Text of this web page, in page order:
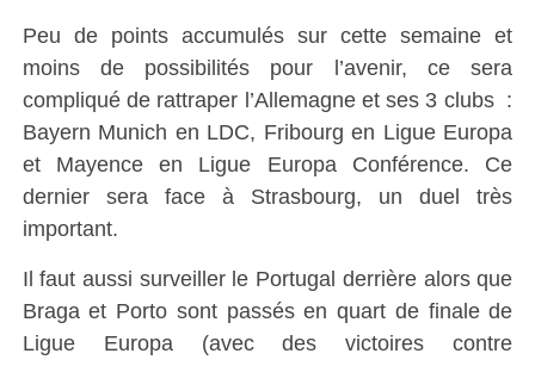
Peu de points accumulés sur cette semaine et
moins de possibilités pour l’avenir, ce sera
compliqué de rattraper l’Allemagne et ses 3 clubs :
Bayern Munich en LDC, Fribourg en Ligue Europa
et Mayence en Ligue Europa Conférence. Ce
dernier sera face à Strasbourg, un duel très
important.
Il faut aussi surveiller le Portugal derrière alors que
Braga et Porto sont passés en quart de finale de
Ligue Europa (avec des victoires contre